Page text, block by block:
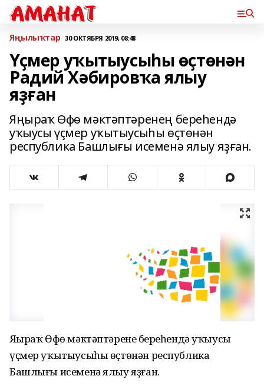
Яңылыҡтар 30 ОКТЯБРЯ 2019, 08:48
Үҫмер уҡытыусыһы өҫтөнән
Радий Хәбировҡа ялыу
яҙған
Яңыраҡ Өфө мәктәптәренең береһендә
уҡыусы үҫмер уҡытыусыһы өҫтөнән
республика Башлығы исеменә ялыу яҙған.
Яңыраҡ Өфө мәктәптәренең береһендә уҡыусы
үҫмер уҡытыусыһы өҫтөнән республика
Башлығы исеменә ялыу яҙған.